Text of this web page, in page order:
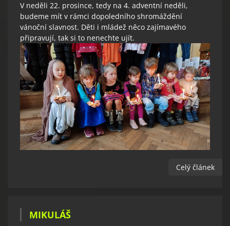
V neděli 22. prosince, tedy na 4. adventní neděli,
budeme mít v rámci dopoledního shromáždění
vánoční slavnost. Děti i mládež něco zajímavého
připravují, tak si to nenechte ujít.
Celý článek
MIKULÁŠ